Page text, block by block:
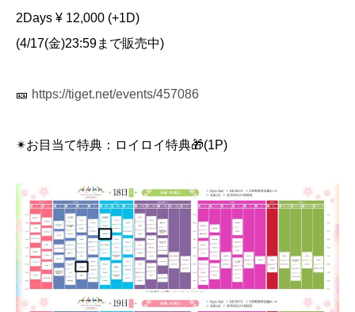
2Days ¥ 12,000 (+1D)
(4/17(金)23:59まで販売中)
🎫 https://tiget.net/events/457086
✴︎お目当て特典：ロイロイ特典🎁(1P)